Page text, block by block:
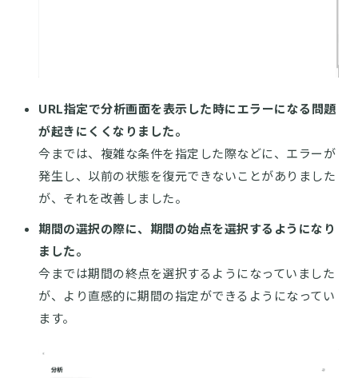
URL指定で分析画面を表示した時にエラーになる問題
が起きにくくなりました。
今までは、複雑な条件を指定した際などに、エラーが
発生し、以前の状態を復元できないことがありました
が、それを改善しました。
期間の選択の際に、期間の始点を選択するようになり
ました。
今までは期間の終点を選択するようになっていました
が、より直感的に期間の指定ができるようになってい
ます。